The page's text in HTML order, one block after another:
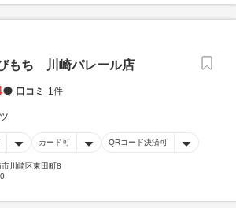
もち 川崎パレール店
口コミ 1件
カード可 QRコード決済可
川崎区東田町8